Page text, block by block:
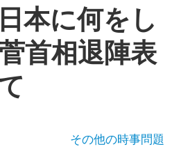
本に何をし
首相退陣表
その他の時事問題